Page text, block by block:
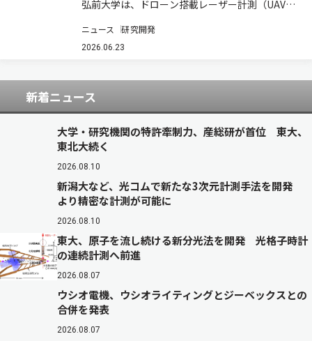
弘前大学は、ドローン搭載レーザー計測（UAV
の地下にある「すべり面」の形状を推定する新た
な技術を開発したと発表した（ニュースリリー
ニュース 研究開発
2026.06.23
新着ニュース
大学・研究機関の特許牽制力、産総研が首位 東大、
東北大続く
2026.08.10
新潟大など、光コムで新たな3次元計測手法を開発
より精密な計測が可能に
2026.08.10
東大、原子を流し続ける新分光法を開発 光格子時計
の連続計測へ前進
2026.08.07
ウシオ電機、ウシオライティングとジーベックスとの
合併を発表
2026.08.07